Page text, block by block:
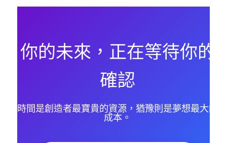
你的未來，正在等待你的
確認
時間是創造者最寶貴的資源，猶豫則是夢想最大的
成本。